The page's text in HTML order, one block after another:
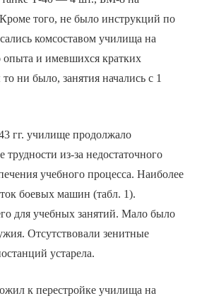
того, не было инструкций по
комсоставом училища на
опыта и имевшихся кратких
ни было, занятия начались с 1
гг. училище продолжало
из-за недостаточного
учебного процесса. Наиболее
боевых машин (табл. 1).
для учебных занятий. Мало было
Отсутствовали зенитные
устарела.
к перестройке училища на